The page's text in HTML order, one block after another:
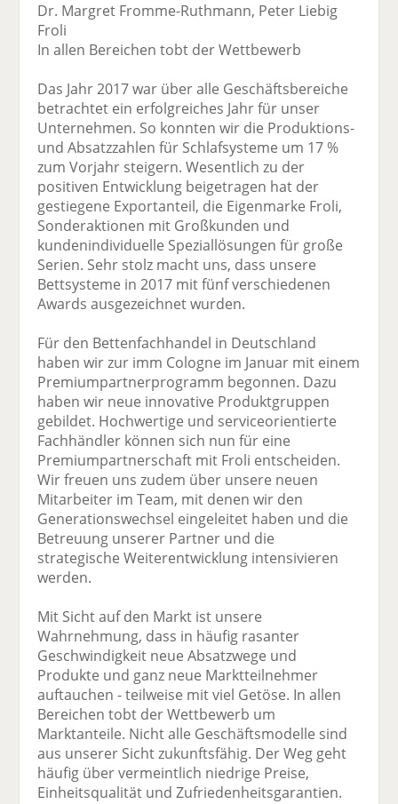
Dr. Margret Fromme-Ruthmann, Peter Liebig
Froli
In allen Bereichen tobt der Wettbewerb
Das Jahr 2017 war über alle Geschäftsbereiche
betrachtet ein erfolgreiches Jahr für unser
Unternehmen. So konnten wir die Produktions-
und Absatzzahlen für Schlafsysteme um 17 %
zum Vorjahr steigern. Wesentlich zu der
positiven Entwicklung beigetragen hat der
gestiegene Exportanteil, die Eigenmarke Froli,
Sonderaktionen mit Großkunden und
kundenindividuelle Speziallösungen für große
Serien. Sehr stolz macht uns, dass unsere
Bettsysteme in 2017 mit fünf verschiedenen
Awards ausgezeichnet wurden.
Für den Bettenfachhandel in Deutschland
haben wir zur imm Cologne im Januar mit einem
Premiumpartnerprogramm begonnen. Dazu
haben wir neue innovative Produktgruppen
gebildet. Hochwertige und serviceorientierte
Fachhändler können sich nun für eine
Premiumpartnerschaft mit Froli entscheiden.
Wir freuen uns zudem über unsere neuen
Mitarbeiter im Team, mit denen wir den
Generationswechsel eingeleitet haben und die
Betreuung unserer Partner und die
strategische Weiterentwicklung intensivieren
werden.
Mit Sicht auf den Markt ist unsere
Wahrnehmung, dass in häufig rasanter
Geschwindigkeit neue Absatzwege und
Produkte und ganz neue Marktteilnehmer
auftauchen - teilweise mit viel Getöse. In allen
Bereichen tobt der Wettbewerb um
Marktanteile. Nicht alle Geschäftsmodelle sind
aus unserer Sicht zukunftsfähig. Der Weg geht
häufig über vermeintlich niedrige Preise,
Einheitsqualität und Zufriedenheitsgarantien.